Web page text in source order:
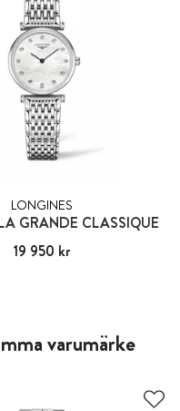
LONGINES
GRANDE CLASSIQUE
Pris: 19 950 kr
19 950 kr
varumärke